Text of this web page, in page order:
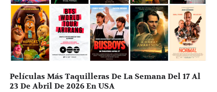
Películas Más Taquilleras De La Semana Del 17 Al
23 De Abril De 2026 En USA